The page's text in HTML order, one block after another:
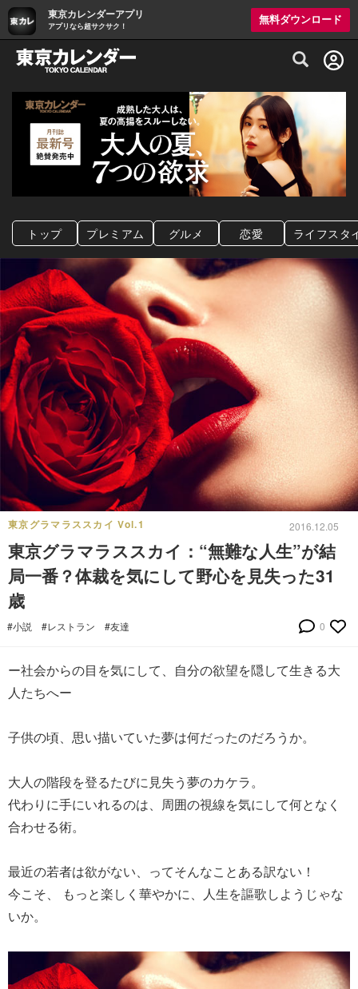
東京カレンダーアプリ
アプリなら超サクサク！
無料ダウンロード
グルメ情報・プレミアムレストラン予約
トップ プレミアム グルメ 恋愛 ライフスタ
東京グラマラススカイ Vol.1 2016.12.05
東京グラマラススカイ：“無難な人生”が結
局一番？体裁を気にして野心を見失った31
歳
#小説 #レストラン #友達 0
ー社会からの目を気にして、自分の欲望を隠して生きる大
人たちへー
子供の頃、思い描いていた夢は何だったのだろうか。
大人の階段を登るたびに見失う夢のカケラ。
代わりに手にいれるのは、周囲の視線を気にして何となく
合わせる術。
最近の若者は欲がない、ってそんなことある訳ない！
今こそ、 もっと楽しく華やかに、人生を謳歌しようじゃな
いか。